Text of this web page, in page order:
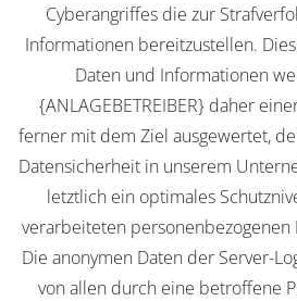
Cyberangriffes die zur
Informationen bereitzustellen.
Daten und Informationen
{ANLAGEBETREIBER} daher
ferner mit dem Ziel ausgewertet,
Datensicherheit in unserem
letztlich ein optimales
verarbeiteten personenbezogenen
Die anonymen Daten der Server-
von allen durch eine betroffene